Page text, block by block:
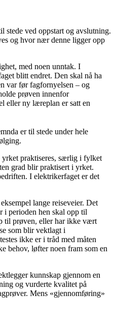
stede ved oppstart og avslutning.
og hvor nær denne ligger opp
med noen unntak. I
blitt endret. Den skal nå ha
var før fagfornyelsen – og
prøven innenfor
eller ny læreplan er satt en
er til stede under hele
yrket praktiseres, særlig i fylket
grad blir praktisert i yrket.
I elektrikerfaget er det
lange reiseveier. Det
i perioden hen skal opp til
til prøven, eller har ikke vært
som blir vektlagt i
ikke er i tråd med måten
behov, løfter noen fram som en
kunnskap gjennom en
og vurderte kvalitet på
Mens «gjennomføring»